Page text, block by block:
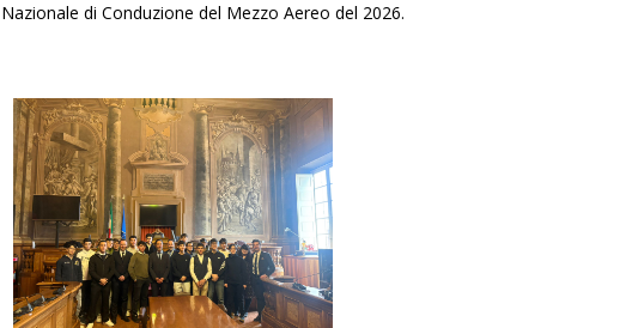
di Conduzione del Mezzo Aereo del 2026.